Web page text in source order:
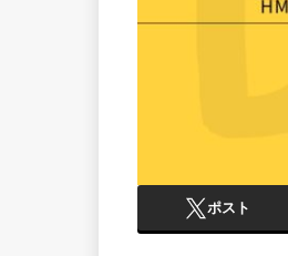
ポスト